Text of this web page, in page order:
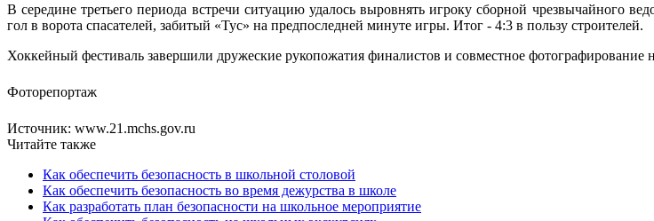
В середине третьего периода встречи ситуацию удалось выровнять игроку сборной чрезвычайного
гол в ворота спасателей, забитый «Тус» на предпоследней минуте игры. Итог - 4:3 в пользу строителей.
Хоккейный фестиваль завершили дружеские рукопожатия финалистов и совместное фотографирование
Фоторепортаж
Источник: www.21.mchs.gov.ru
Читайте также
Как обеспечить безопасность в школьной столовой
Как обеспечить безопасность во время дежурства в школе
Как разработать план безопасности на школьное мероприятие